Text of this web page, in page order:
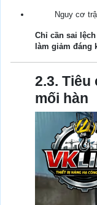
Nguy cơ
Chỉ cần sai
làm giảm đáng
2.3.
mối hàn